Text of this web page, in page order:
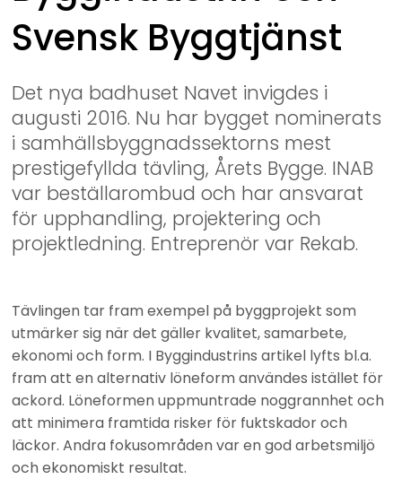
Svensk Byggtjänst
Det nya badhuset Navet invigdes i
augusti 2016. Nu har bygget nominerats
i samhällsbyggnadssektorns mest
prestigefyllda tävling, Årets Bygge. INAB
var beställarombud och har ansvarat
för upphandling, projektering och
projektledning. Entreprenör var Rekab.
Tävlingen tar fram exempel på byggprojekt som
utmärker sig när det gäller kvalitet, samarbete,
ekonomi och form. I Byggindustrins artikel lyfts bl.a.
fram att en alternativ löneform användes istället för
ackord. Löneformen uppmuntrade noggrannhet och
att minimera framtida risker för fuktskador och
läckor. Andra fokusområden var en god arbetsmiljö
och ekonomiskt resultat.